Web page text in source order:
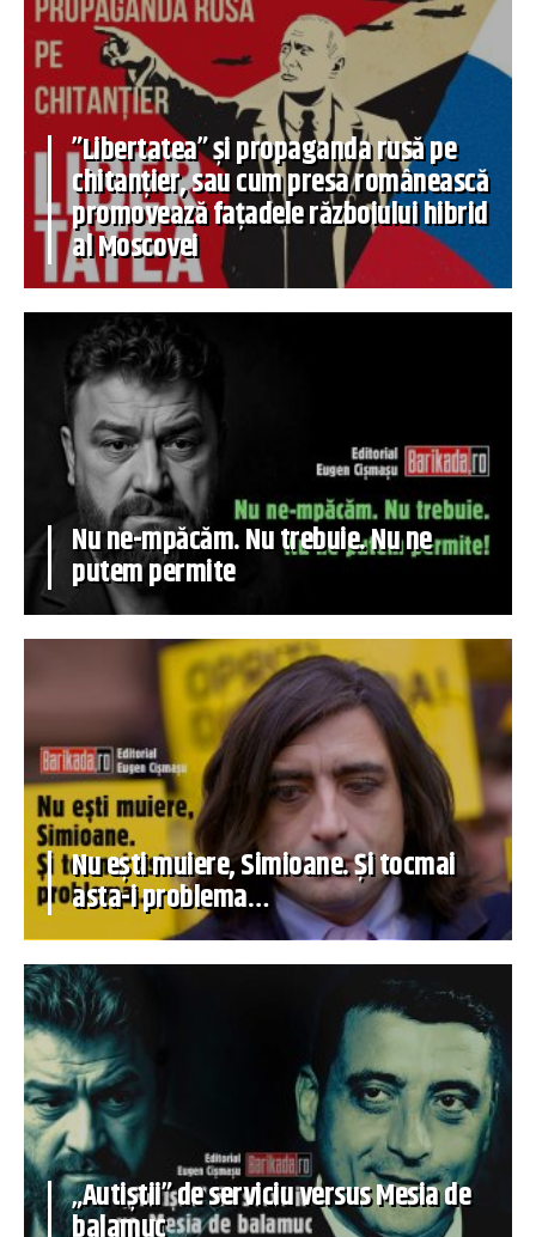
”Libertatea” și propaganda rusă pe
chitanțier, sau cum presa românească
promovează fațadele războiului hibrid
al Moscovei
Nu ne-mpăcăm. Nu trebuie. Nu ne
putem permite
Nu ești muiere, Simioane. Și tocmai
asta-i problema…
„Autiștii” de serviciu versus Mesia de